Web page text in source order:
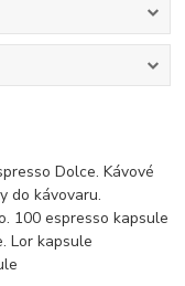
Dolce. Kávové
do kávovaru.
100 espresso kapsule
Lor kapsule